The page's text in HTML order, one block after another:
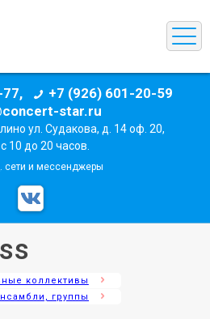
+7 (926) 601-20-59
star.ru
ул. Судакова, д. 14 оф. 20,
10 до 20 часов.
сети и мессенджеры
коллективы
группы